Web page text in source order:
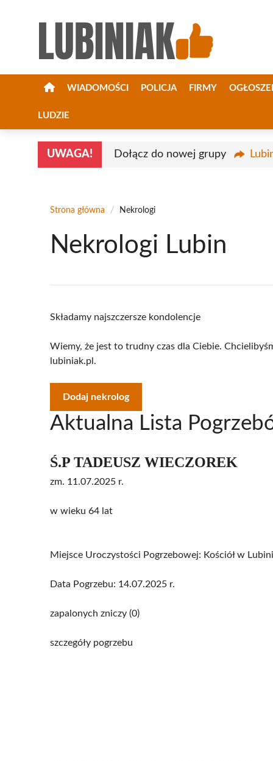
WIADOMOŚCI POLICJA FIRMY
LUDZIE
UWAGA! Dołącz do nowej grupy
Strona główna / Nekrologi
Nekrologi Lubin
Składamy najszczersze kondolencje
Wiemy, że jest to trudny czas dla Ciebie.
lubiniak.pl.
Dodaj nekrolog
Aktualna Lista
Ś.P TADEUSZ WIECZOREK
zm. 11.07.2025 r.
w wieku 64 lat
Miejsce Uroczystości Pogrzebowej: Kościół w
Data Pogrzebu: 14.07.2025 r.
zapalonych zniczy (0)
szczegóły pogrzebu